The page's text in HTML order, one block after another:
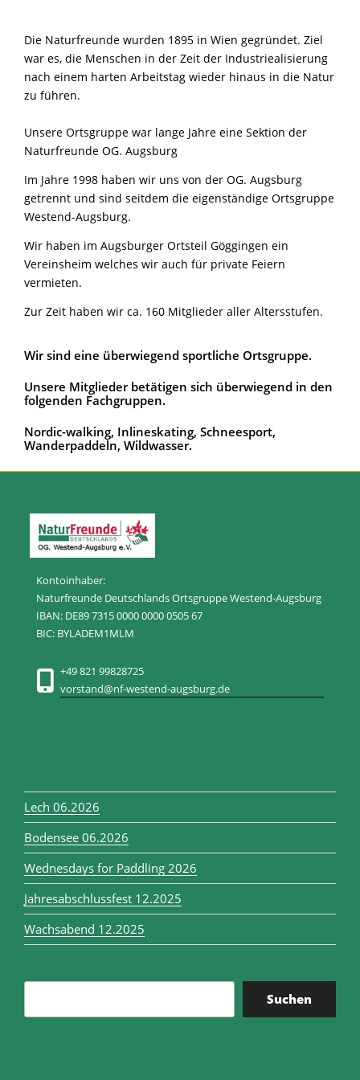
Die Naturfreunde wurden 1895 in Wien gegründet. Ziel
war es, die Menschen in der Zeit der Industriealisierung
nach einem harten Arbeitstag wieder hinaus in die Natur
zu führen.
Unsere Ortsgruppe war lange Jahre eine Sektion der
Naturfreunde OG. Augsburg
Im Jahre 1998 haben wir uns von der OG. Augsburg
getrennt und sind seitdem die eigenständige Ortsgruppe
Westend-Augsburg.
Wir haben im Augsburger Ortsteil Göggingen ein
Vereinsheim welches wir auch für private Feiern
vermieten.
Zur Zeit haben wir ca. 160 Mitglieder aller Altersstufen.
Wir sind eine überwiegend sportliche Ortsgruppe.
Unsere Mitglieder betätigen sich überwiegend in den
folgenden Fachgruppen.
Nordic-walking, Inlineskating, Schneesport,
Wanderpaddeln, Wildwasser.
Kontoinhaber:
Naturfreunde Deutschlands Ortsgruppe Westend-Augsburg
IBAN: DE89 7315 0000 0000 0505 67
BIC: BYLADEM1MLM
+49 821 99828725
vorstand@nf-westend-augsburg.de
Lech 06.2026
Bodensee 06.2026
Wednesdays for Paddling 2026
Jahresabschlussfest 12.2025
Wachsabend 12.2025
Suchen